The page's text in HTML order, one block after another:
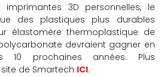
3D personnelles, le
des plastiques plus durables
élastomère thermoplastique de
devraient gagner en
10 prochaines années. Plus
de Smartech ICI.